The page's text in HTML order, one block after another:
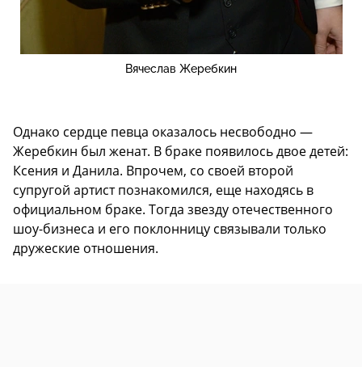
Вячеслав Жеребкин
Однако сердце певца оказалось несвободно —
Жеребкин был женат. В браке появилось двое детей:
Ксения и Данила. Впрочем, со своей второй
супругой артист познакомился, еще находясь в
официальном браке. Тогда звезду отечественного
шоу-бизнеса и его поклонницу связывали только
дружеские отношения.